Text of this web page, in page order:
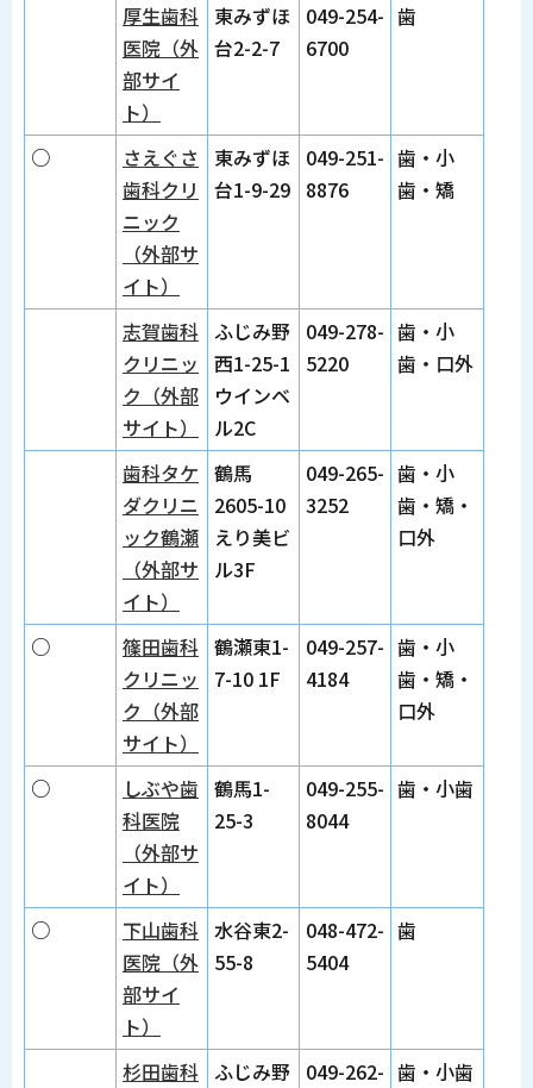
厚生歯科
医院（外
部サイ
ト）
東みずほ
台2-2-7
049-254-
6700
歯
○
さえぐさ
歯科クリ
ニック
（外部サ
イト）
東みずほ
台1-9-29
049-251-
8876
歯・小
歯・矯
志賀歯科
クリニッ
ク（外部
サイト）
ふじみ野
西1-25-1
ウインベ
ル2C
049-278-
5220
歯・小
歯・口外
歯科タケ
ダクリニ
ック鶴瀬
（外部サ
イト）
鶴馬
2605-10
えり美ビ
ル3F
049-265-
3252
歯・小
歯・矯・
口外
○
篠田歯科
クリニッ
ク（外部
サイト）
鶴瀬東1-
7-10 1F
049-257-
4184
歯・小
歯・矯・
口外
○
しぶや歯
科医院
（外部サ
イト）
鶴馬1-
25-3
049-255-
8044
歯・小歯
○
下山歯科
医院（外
部サイ
ト）
水谷東2-
55-8
048-472-
5404
歯
杉田歯科 ふじみ野
049-262- 歯・小歯